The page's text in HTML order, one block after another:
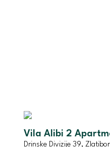
Vila Alibi 2
Drinske Divizije 39, Zlatibor